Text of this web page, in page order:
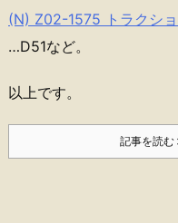
(N) Z02-1575 トラクシ
…D51など。
以上です。
記事を読む